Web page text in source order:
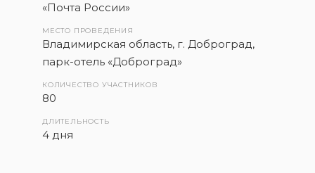
«Почта России»
МЕСТО ПРОВЕДЕНИЯ
Владимирская область, г. Доброград,
парк-отель «Доброград»
КОЛИЧЕСТВО УЧАСТНИКОВ
80
ДЛИТЕЛЬНОСТЬ
4 дня